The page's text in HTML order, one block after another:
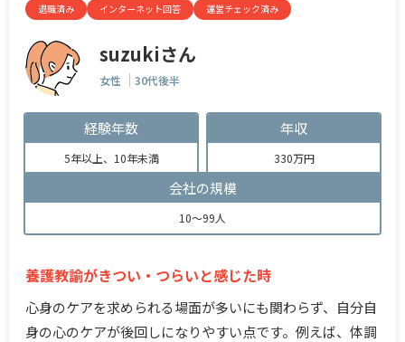
退職済み インターネット回答 運営チェック済み
suzukiさん
女性 30代後半
経験年数
5年以上、10年未満
年収
330万円
会社の規模
10～99人
養護教諭がきつい・つらいと感じた時
心身のケアを求められる場面が多いにも関わらず、自分自
身の心のケアが後回しになりやすい点です。例えば、体調